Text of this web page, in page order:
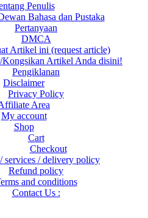
Penulis
Bahasa dan Pustaka
Pertanyaan
DMCA
Artikel ini (request article)
Kongsikan Artikel Anda disini!
Pengiklanan
Disclaimer
Privacy Policy
Area
My account
Shop
Cart
Checkout
services / delivery policy
Refund policy
and conditions
Contact Us :